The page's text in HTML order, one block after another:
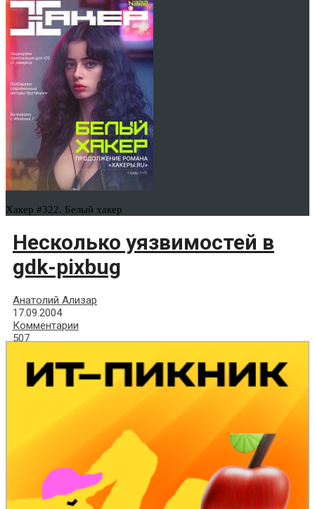
Хакер #322. Белый хакер
Несколько уязвимостей в
gdk-pixbug
Анатолий Ализар
17.09.2004
Комментарии
507